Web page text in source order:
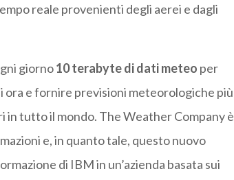
reale provenienti degli aerei e dagli
giorno10 terabyte di dati meteo per
e fornire previsioni meteorologiche più
in tutto il mondo. The Weather Company è
e, in quanto tale, questo nuovo
di IBM in un’azienda basata sui